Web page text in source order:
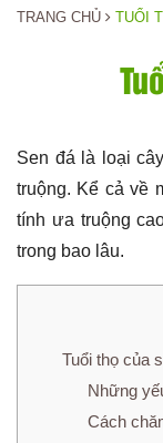
TRANG CHỦ TUỔI
Sen đá là loại
truộng. Kể cả về
tính ưa truộng
trong bao lâu.
Tuổi thọ của
Những
Cách